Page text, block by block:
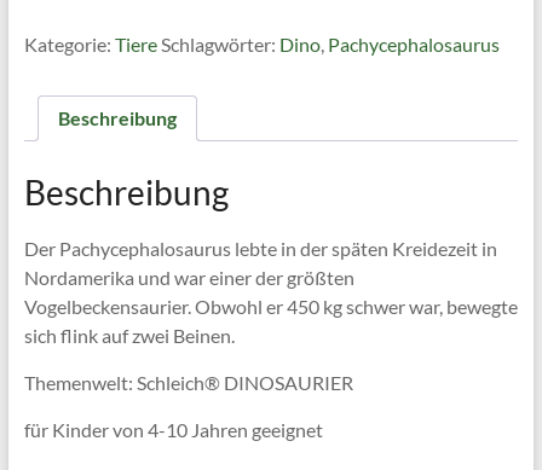
Kategorie: Tiere Schlagwörter: Dino, Pachycephalosaurus
Beschreibung
Beschreibung
Der Pachycephalosaurus lebte in der späten Kreidezeit in
Nordamerika und war einer der größten
Vogelbeckensaurier. Obwohl er 450 kg schwer war, bewegte
sich flink auf zwei Beinen.
Themenwelt: Schleich® DINOSAURIER
für Kinder von 4-10 Jahren geeignet